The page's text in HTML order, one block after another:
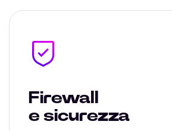
Firewall
e sicurezza